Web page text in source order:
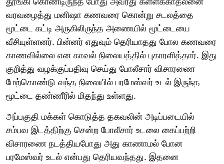
வரவழைத்து மனிஷா கணவரை கொன்று சடலத்தை
மூட்டை கட்டி அருகிலிருந்த அணையில் மூட்டையை
வீசியுள்ளனர். பின்னர் எதுவும் தெரியாதது போல கணவரை
காணவில்லை என காவல் நிலையத்தில் புகாரளித்தார். இது
குறித்து வழக்குப்பதிவு செய்து போலீசார் விசாரணை
மேற்கொண்டு வந்த நிலையில் பரமேஸ்வர் உடல் இருந்த
மூட்டை தண்ணீரில் மிதந்து உள்ளது.
அப்பகுதி மக்கள் கொடுத்த தகவலின் அடிப்படையில்
சம்பவ இடத்திற்கு சென்ற போலீசார் உடலை கைப்பற்றி
விசாரணை நடத்தியபோது அது காணாமல் போன
பரமேஸ்வர் உடல் என்பது தெரியவந்தது. இதனை